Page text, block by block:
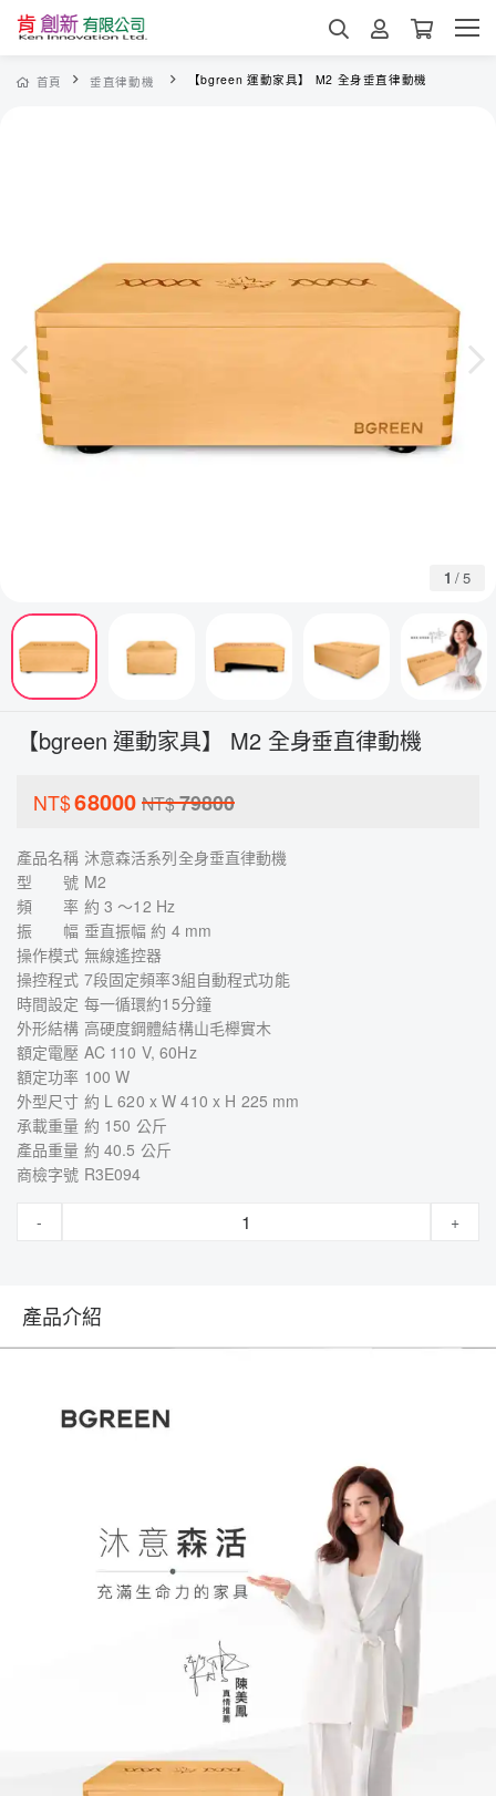
首頁 垂直律動機 【bgreen 運動家具】 M2 全身垂直律動機
1 /5
【bgreen 運動家具】 M2 全身垂直律動機
NT$68000 NT$79800
產品名稱 沐意森活系列全身垂直律動機
型 號 M2
頻 率 約 3 ～12 Hz
振 幅 垂直振幅 約 4 mm
操作模式 無線遙控器
操控程式 7段固定頻率3組自動程式功能
時間設定 每一循環約15分鐘
外形結構 高硬度鋼體結構山毛櫸實木
額定電壓 AC 110 V, 60Hz
額定功率 100 W
外型尺寸 約 L 620 x W 410 x H 225 mm
承載重量 約 150 公斤
產品重量 約 40.5 公斤
商檢字號 R3E094
- +
產品介紹